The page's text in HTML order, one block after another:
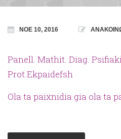
ΝΟΈ 10, 2016
Panell. Mathit. Diag.
Prot.Ekpaidefsh
Ola ta paixnidia gia ola ta